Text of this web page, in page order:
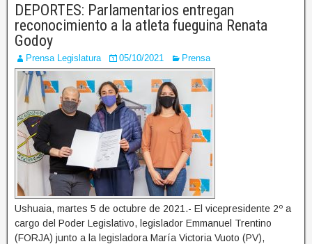
DEPORTES: Parlamentarios entregan
reconocimiento a la atleta fueguina Renata
Godoy
Prensa Legislatura 05/10/2021 Prensa
Ushuaia, martes 5 de octubre de 2021.- El vicepresidente 2º a
cargo del Poder Legislativo, legislador Emmanuel Trentino
(FORJA) junto a la legisladora María Victoria Vuoto (PV),